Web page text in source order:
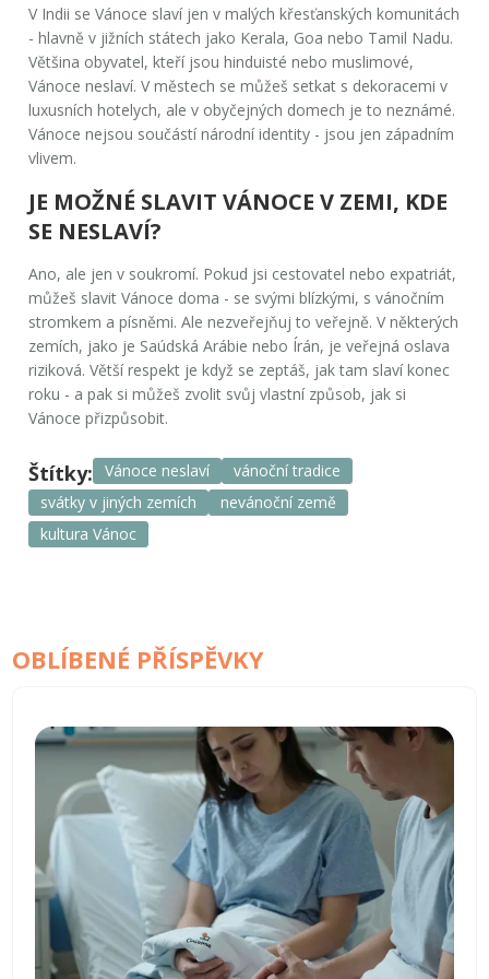
V Indii se Vánoce slaví jen v malých křesťanských komunitách
- hlavně v jižních státech jako Kerala, Goa nebo Tamil Nadu.
Většina obyvatel, kteří jsou hinduisté nebo muslimové,
Vánoce neslaví. V městech se můžeš setkat s dekoracemi v
luxusních hotelych, ale v obyčejných domech je to neznámé.
Vánoce nejsou součástí národní identity - jsou jen západním
vlivem.
JE MOŽNÉ SLAVIT VÁNOCE V ZEMI, KDE
SE NESLAVÍ?
Ano, ale jen v soukromí. Pokud jsi cestovatel nebo expatriát,
můžeš slavit Vánoce doma - se svými blízkými, s vánočním
stromkem a písněmi. Ale nezveřejňuj to veřejně. V některých
zemích, jako je Saúdská Arábie nebo Írán, je veřejná oslava
riziková. Větší respekt je když se zeptáš, jak tam slaví konec
roku - a pak si můžeš zvolit svůj vlastní způsob, jak si
Vánoce přizpůsobit.
Štítky: Vánoce neslaví
vánoční tradice
svátky v jiných zemích
nevánoční země
kultura Vánoc
OBLÍBENÉ PŘÍSPĚVKY